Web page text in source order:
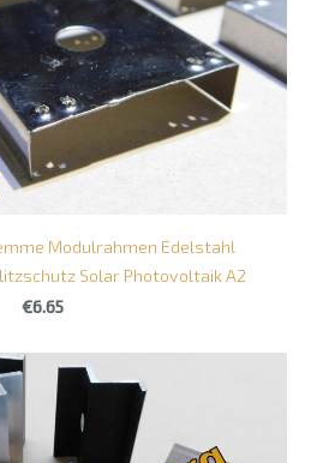
Modulrahmen Edelstahl
Solar Photovoltaik A2
€6.65